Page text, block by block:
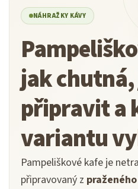
NÁHRAŽKY KÁVY
jak
připravit a
variantu
Pampeliškové kafe je
připravovaný z